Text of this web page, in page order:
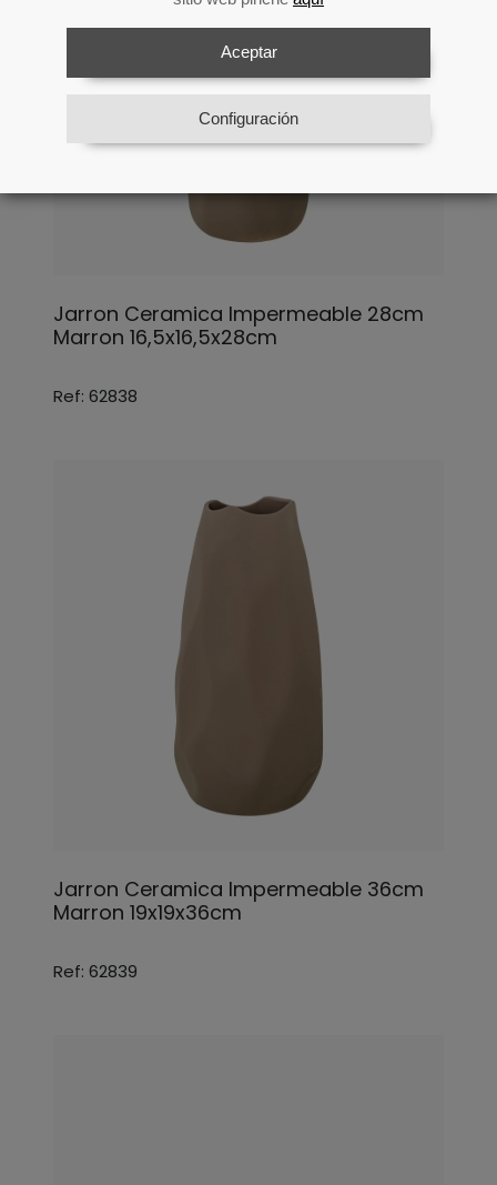
Aceptar
Configuración
Jarron Ceramica Impermeable 28cm
Marron 16,5x16,5x28cm
Ref: 62838
Jarron Ceramica Impermeable 36cm
Marron 19x19x36cm
Ref: 62839